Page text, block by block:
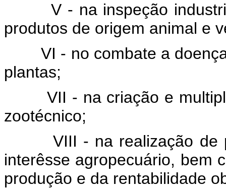
V - na inspeção
produtos de origem animal e
VI - no combate a
plantas;
VII - na criação e
zootécnico;
VIII - na realização de
interêsse agropecuário, bem
produção e da rentabilidade